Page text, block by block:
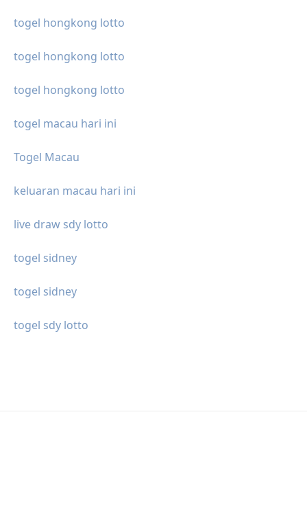
togel hongkong lotto
togel hongkong lotto
togel hongkong lotto
togel macau hari ini
Togel Macau
keluaran macau hari ini
live draw sdy lotto
togel sidney
togel sidney
togel sdy lotto